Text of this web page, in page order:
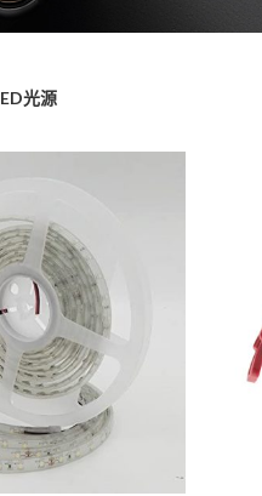
光源